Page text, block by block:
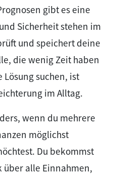
gibt es eine
Sicherheit stehen im
und speichert deine
die wenig Zeit haben
suchen, ist
im Alltag.
wenn du mehrere
möglichst
Du bekommst
alle Einnahmen,